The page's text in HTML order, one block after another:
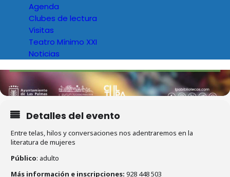
Agenda
Clubes de lectura
Visitas
Teatro Mínimo XXI
Noticias
Detalles del evento
Entre telas, hilos y conversaciones nos adentraremos en la
literatura de mujeres
Público: adulto
Más información e inscripciones: 928 448 503